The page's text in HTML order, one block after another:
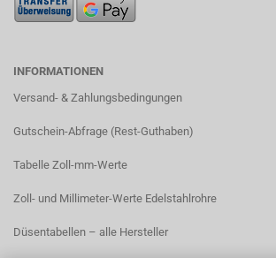
INFORMATIONEN
Versand- & Zahlungsbedingungen​
Gutschein-Abfrage (Rest-Guthaben)
Tabelle Zoll-mm-Werte
Zoll- und Millimeter-Werte Edelstahlrohre
Düsentabellen – alle Hersteller